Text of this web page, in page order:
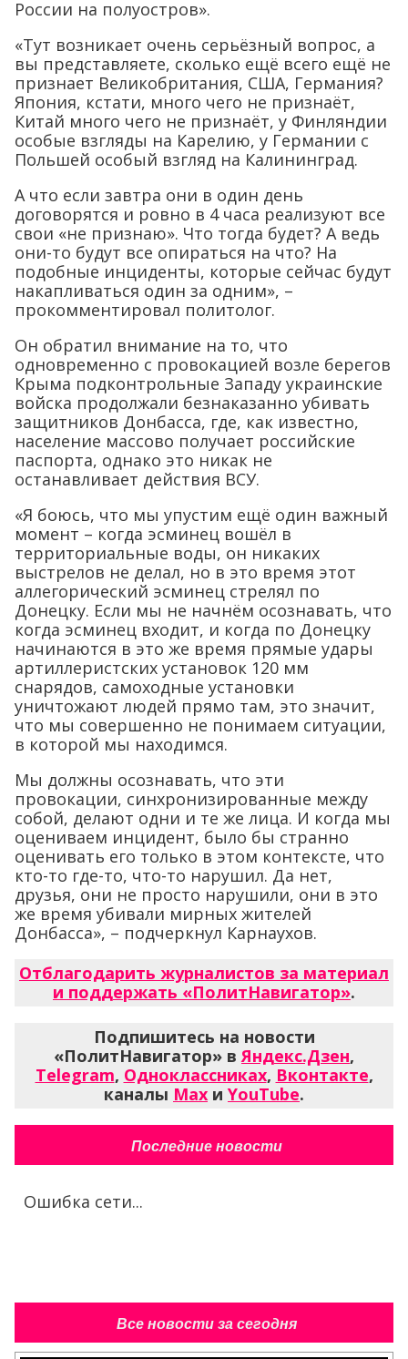
России на полуостров».
«Тут возникает очень серьёзный вопрос, а
вы представляете, сколько ещё всего ещё не
признает Великобритания, США, Германия?
Япония, кстати, много чего не признаёт,
Китай много чего не признаёт, у Финляндии
особые взгляды на Карелию, у Германии с
Польшей особый взгляд на Калининград.
А что если завтра они в один день
договорятся и ровно в 4 часа реализуют все
свои «не признаю». Что тогда будет? А ведь
они-то будут все опираться на что? На
подобные инциденты, которые сейчас будут
накапливаться один за одним», –
прокомментировал политолог.
Он обратил внимание на то, что
одновременно с провокацией возле берегов
Крыма подконтрольные Западу украинские
войска продолжали безнаказанно убивать
защитников Донбасса, где, как известно,
население массово получает российские
паспорта, однако это никак не
останавливает действия ВСУ.
«Я боюсь, что мы упустим ещё один важный
момент – когда эсминец вошёл в
территориальные воды, он никаких
выстрелов не делал, но в это время этот
аллегорический эсминец стрелял по
Донецку. Если мы не начнём осознавать, что
когда эсминец входит, и когда по Донецку
начинаются в это же время прямые удары
артиллеристских установок 120 мм
снарядов, самоходные установки
уничтожают людей прямо там, это значит,
что мы совершенно не понимаем ситуации,
в которой мы находимся.
Мы должны осознавать, что эти
провокации, синхронизированные между
собой, делают одни и те же лица. И когда мы
оцениваем инцидент, было бы странно
оценивать его только в этом контексте, что
кто-то где-то, что-то нарушил. Да нет,
друзья, они не просто нарушили, они в это
же время убивали мирных жителей
Донбасса», – подчеркнул Карнаухов.
Отблагодарить журналистов за материал
и поддержать «ПолитНавигатор».
Подпишитесь на новости
«ПолитНавигатор» вЯндекс.Дзен,
Telegram, Одноклассниках, Вконтакте,
каналы Max и YouTube.
Последние новости
Ошибка сети...
Все новости за сегодня